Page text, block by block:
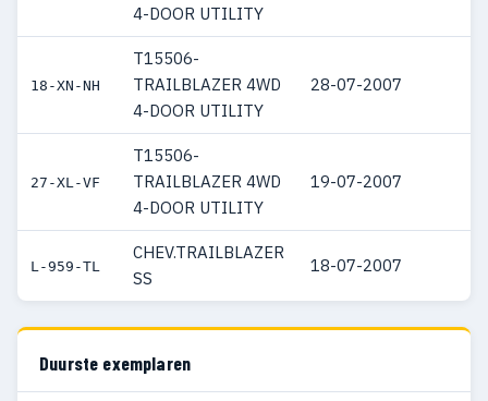
4-DOOR UTILITY
18-XN-NH
T15506-
TRAILBLAZER 4WD
4-DOOR UTILITY
28-07-2007
27-XL-VF
T15506-
TRAILBLAZER 4WD
4-DOOR UTILITY
19-07-2007
L-959-TL
CHEV.TRAILBLAZER
SS
18-07-2007
Duurste exemplaren